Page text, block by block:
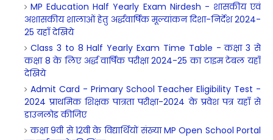
MP Education Half Yearly Exam Nirdesh - शासकीय एवं
अशासकीय शालाओं हेतु अर्द्धवार्षिक मूल्यांकन दिशा-निर्देश 2024-
25 यहाँ देखिये
Class 3 to 8 Half Yearly Exam Time Table - कक्षा 3 से
कक्षा 8 के लिए अर्द्ध वार्षिक परीक्षा 2024-25 का टाइम टेबल यहाँ
देखिये
Admit Card - Primary School Teacher Eligibility Test -
2024 प्राथमिक शिक्षक पात्रता परीक्षा-2024 के प्रवेश पत्र यहाँ से
डाउनलोड कीजिए
कक्षा 9वी से 12वी के विद्यार्थियों संख्या MP Open School Portal